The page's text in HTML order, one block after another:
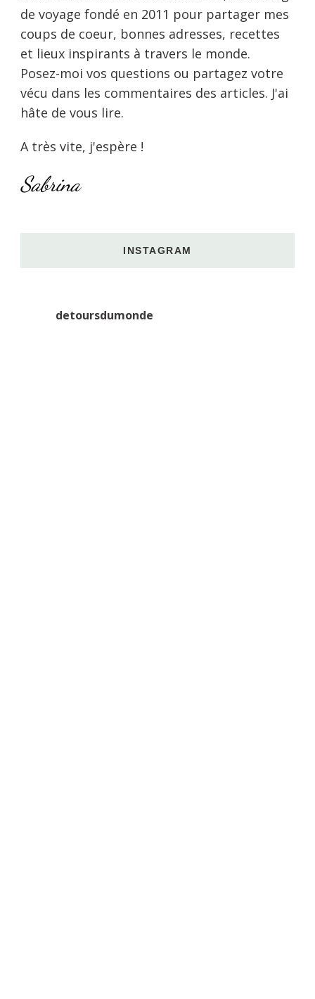
de voyage fondé en 2011 pour partager mes
coups de coeur, bonnes adresses, recettes
et lieux inspirants à travers le monde.
Posez-moi vos questions ou partagez votre
vécu dans les commentaires des articles. J'ai
hâte de vous lire.
A très vite, j'espère !
Sabrina
INSTAGRAM
detoursdumonde